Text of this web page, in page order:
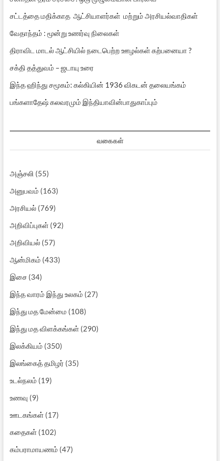
சட்டத்தை மதிக்காத ஆட்சியாளர்கள் மற்றும் அரசியல்வாதிகள்
வேதாந்தம் : மூன்று உணர்வு நிலைகள்
திராவிட மாடல் ஆட்சியில் நடைபெற்ற ஊழல்கள் கற்பனையா ?
சக்தி தத்துவம் – ஜடாயு உரை
இந்த ஹிந்து சமூகம்: கல்கியின் 1936 விகடன் தலையங்கம்
பங்களாதேஷ் கலவரமும் இந்தியாவின்பாதுகாப்பும்
வகைகள்
அஞ்சலி (55)
அனுபவம் (163)
அரசியல்(769)
அறிவிப்புகள்(92)
அறிவியல்(57)
ஆன்மிகம் (433)
இசை(34)
இந்த வாரம் இந்து உலகம் (27)
இந்து மத மேன்மை (108)
இந்து மத விளக்கங்கள்(290)
இலக்கியம் (350)
இலங்கைத் தமிழர் (35)
உடல்நலம் (19)
உணவு (9)
ஊடகங்கள்(17)
கதைகள்(102)
கம்பராமாயணம் (47)